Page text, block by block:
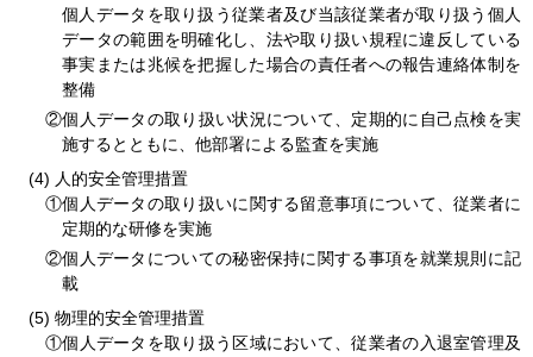
個人データを取り扱う従業者及び当該従業者が取り扱う個人
データの範囲を明確化し、法や取り扱い規程に違反している
事実または兆候を把握した場合の責任者への報告連絡体制を
整備
②個人データの取り扱い状況について、定期的に自己点検を実
施するとともに、他部署による監査を実施
人的安全管理措置
①個人データの取り扱いに関する留意事項について、従業者に
定期的な研修を実施
②個人データについての秘密保持に関する事項を就業規則に記
載
物理的安全管理措置
①個人データを取り扱う区域において、従業者の入退室管理及